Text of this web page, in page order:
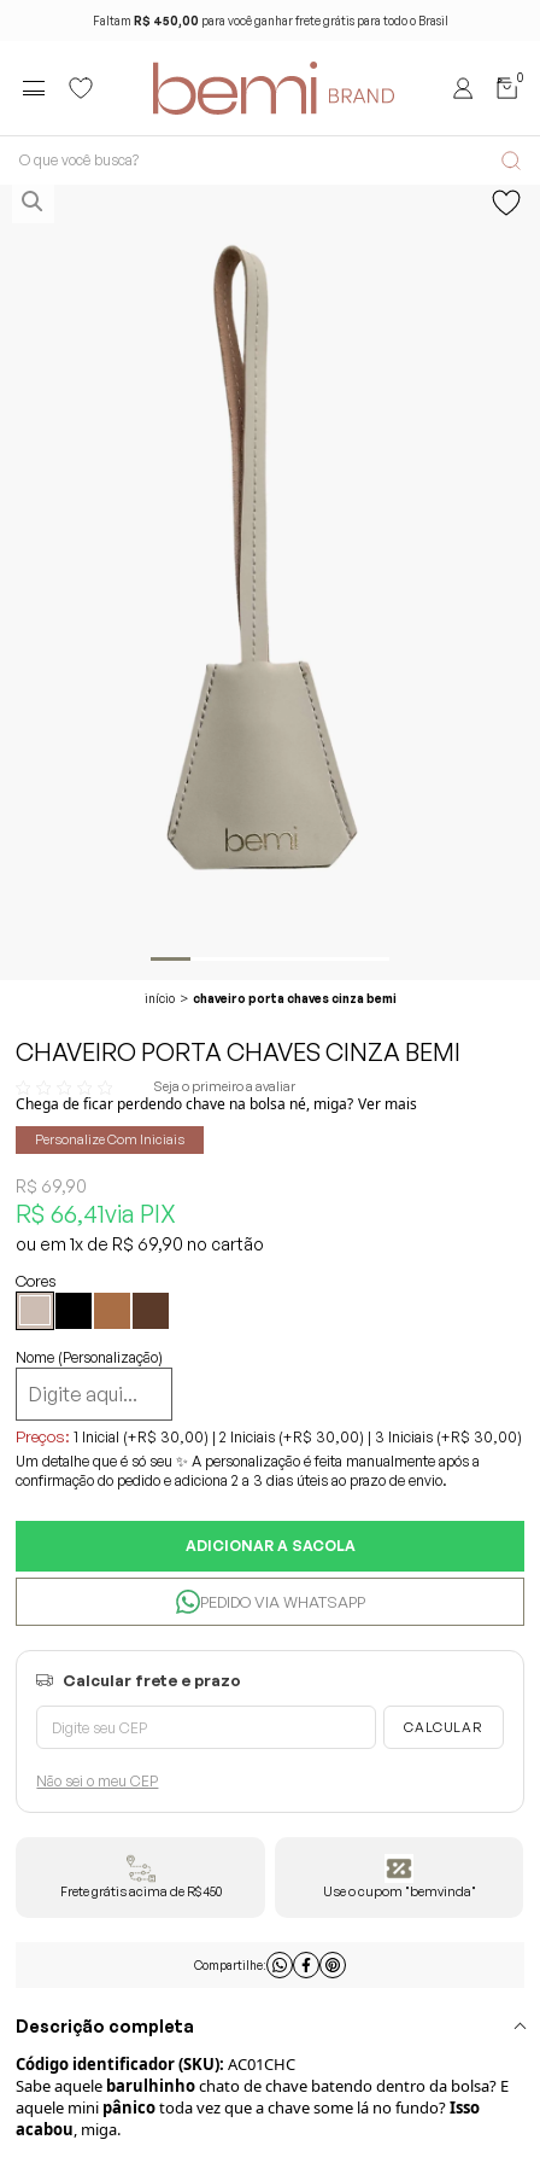
Faltam R$ 450,00 para você ganhar frete grátis para todo o Brasil
0
início chaveiro porta chaves cinza bemi
CHAVEIRO PORTA CHAVES CINZA BEMI
Seja o primeiro a avaliar
Chega de ficar perdendo chave na bolsa né, miga? Ver mais
Personalize Com Iniciais
R$ 66,41via PIX
R$ 69,90
1x R$ 69,90
Nome (Personalização)
Preços:1 Inicial (+R$ 30,00) |2 Iniciais (+R$ 30,00) | 3 Iniciais (+R$ 30,00)
Um detalhe que é só seu ✨ A personalização é feita manualmente após a
confirmação do pedido e adiciona 2 a 3 dias úteis ao prazo de envio.
ADICIONAR A SACOLA
PEDIDO VIA WHATSAPP
Não sei o meu CEP
Frete grátis acima de R$450 Use o cupom "bemvinda"
Compartilhe:
Descrição completa
Código identificador (SKU): AC01CHC
Sabe aquele barulhinhochato de chave batendo dentro da bolsa? E
aquele mini pânicotoda vez que a chave some lá no fundo?Isso
acabou, miga.